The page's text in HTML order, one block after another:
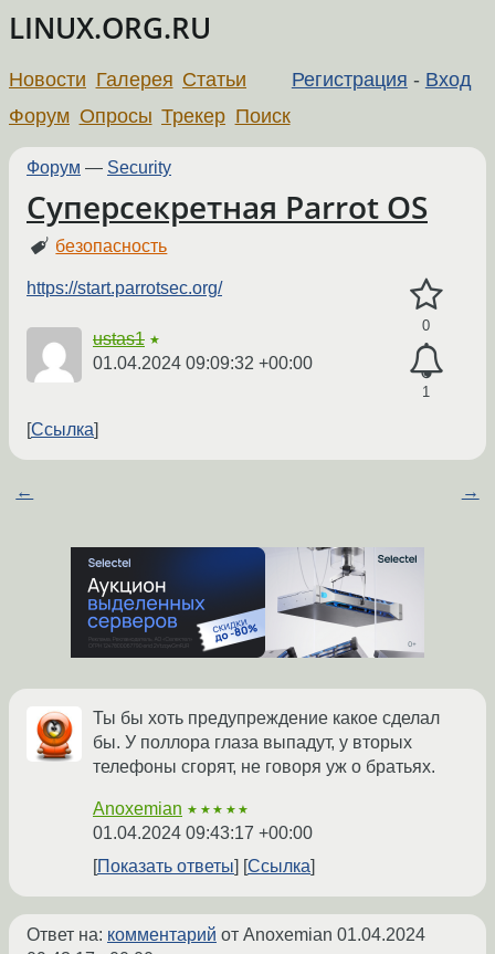
LINUX.ORG.RU
Регистрация - Вход
Новости Галерея Статьи
Форум Опросы Трекер Поиск
Форум — Security
Суперсекретная Parrot OS
безопасность
0
1
https://start.parrotsec.org/
ustas1 ★
01.04.2024 09:09:32 +00:00
Ссылка
← →
Ты бы хоть предупреждение какое сделал
бы. У поллора глаза выпадут, у вторых
телефоны сгорят, не говоря уж о братьях.
Anoxemian ★★★★★
01.04.2024 09:43:17 +00:00
Показать ответы
Ссылка
Ответ на: комментарий от Anoxemian 01.04.2024